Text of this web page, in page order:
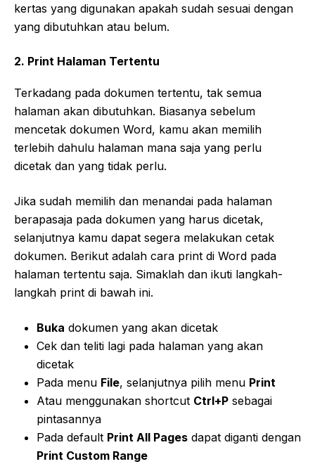
kertas yang digunakan apakah sudah sesuai dengan
yang dibutuhkan atau belum.
2. Print Halaman Tertentu
Terkadang pada dokumen tertentu, tak semua
halaman akan dibutuhkan. Biasanya sebelum
mencetak dokumen Word, kamu akan memilih
terlebih dahulu halaman mana saja yang perlu
dicetak dan yang tidak perlu.
Jika sudah memilih dan menandai pada halaman
berapasaja pada dokumen yang harus dicetak,
selanjutnya kamu dapat segera melakukan cetak
dokumen. Berikut adalah cara print di Word pada
halaman tertentu saja. Simaklah dan ikuti langkah-
langkah print di bawah ini.
Buka dokumen yang akan dicetak
Cek dan teliti lagi pada halaman yang akan
dicetak
Pada menu File, selanjutnya pilih menu Print
Atau menggunakan shortcut Ctrl+P sebagai
pintasannya
Pada default Print All Pages dapat diganti dengan
Print Custom Range